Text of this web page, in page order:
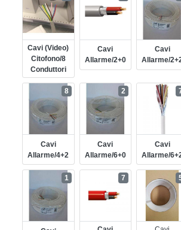
Cavi (video)
Citofono/8
Conduttori
Cavi
Allarme/2+0
Cavi
Allarme/
Cavi
Allarme/4+2
8
Cavi
Allarme/6+0
2
Cavi
Allarme/
1 7